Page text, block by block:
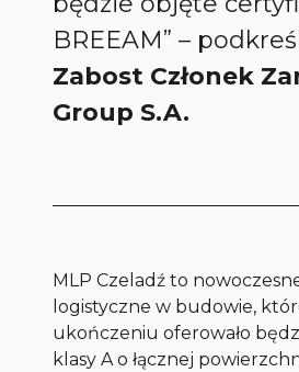
BREEAM” –
Zabost Członek
Group S.A.
MLP Czeladź to
logistyczne w budowie,
ukończeniu oferowało
klasy A o łącznej